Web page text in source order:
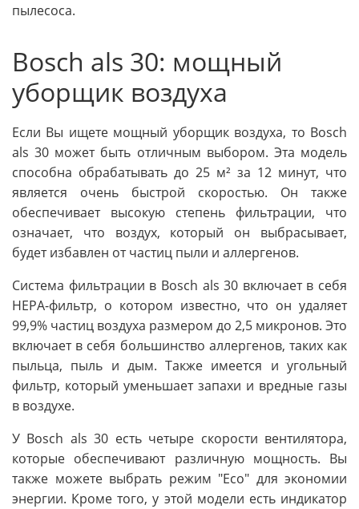
пылесоса.
Bosch als 30: мощный
уборщик воздуха
Если Вы ищете мощный уборщик воздуха, то Bosch
als 30 может быть отличным выбором. Эта модель
способна обрабатывать до 25 м² за 12 минут, что
является очень быстрой скоростью. Он также
обеспечивает высокую степень фильтрации, что
означает, что воздух, который он выбрасывает,
будет избавлен от частиц пыли и аллергенов.
Система фильтрации в Bosch als 30 включает в себя
HEPA-фильтр, о котором известно, что он удаляет
99,9% частиц воздуха размером до 2,5 микронов. Это
включает в себя большинство аллергенов, таких как
пыльца, пыль и дым. Также имеется и угольный
фильтр, который уменьшает запахи и вредные газы
в воздухе.
У Bosch als 30 есть четыре скорости вентилятора,
которые обеспечивают различную мощность. Вы
также можете выбрать режим "Eco" для экономии
энергии. Кроме того, у этой модели есть индикатор